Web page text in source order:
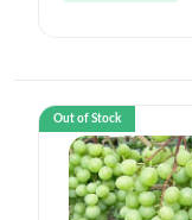
Out of Stock